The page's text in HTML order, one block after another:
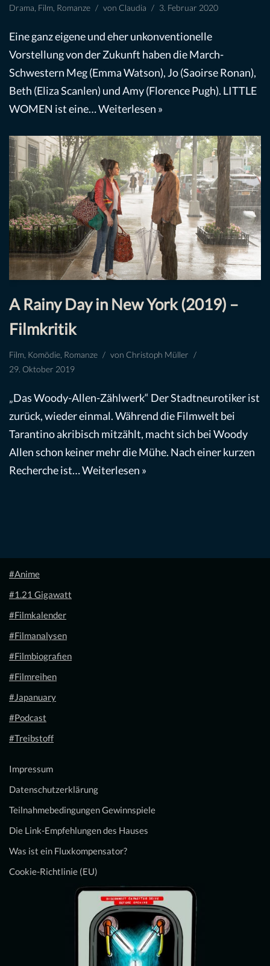
Drama, Film, Romanze von Claudia 3. Februar 2020
Eine ganz eigene und eher unkonventionelle
Vorstellung von der Zukunft haben die March-
Schwestern Meg (Emma Watson), Jo (Saoirse Ronan),
Beth (Eliza Scanlen) und Amy (Florence Pugh). LITTLE
WOMEN ist eine…Weiterlesen »
A Rainy Day in New York (2019) –
Filmkritik
Film Komödie Romanze von Christoph Müller
29. Oktober 2019
„Das Woody-Allen-Zählwerk“ Der Stadtneurotiker ist
zurück, wieder einmal. Während die Filmwelt bei
Tarantino akribisch mitzählt, macht sich bei Woody
Allen schon keiner mehr die Mühe. Nach einer kurzen
Recherche ist…Weiterlesen »
#Anime
#1.21 Gigawatt
#Filmkalender
#Filmanalysen
#Filmbiografien
#Filmreihen
#Japanuary
#Podcast
#Treibstoff
Impressum
Datenschutzerklärung
Teilnahmebedingungen Gewinnspiele
Die Link-Empfehlungen des Hauses
Was ist ein Fluxkompensator?
Cookie-Richtlinie (EU)